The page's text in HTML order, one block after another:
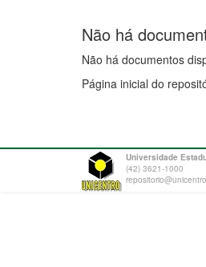
Não há
Não há documentos
Página inicial do
Universidade
(42) 3621-1000